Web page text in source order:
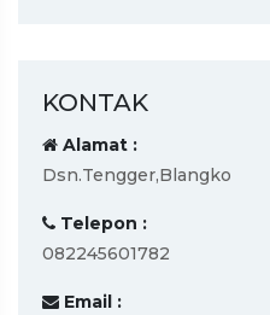
KONTAK
Alamat :
Dsn.Tengger,Blangko
Telepon :
082245601782
Email :